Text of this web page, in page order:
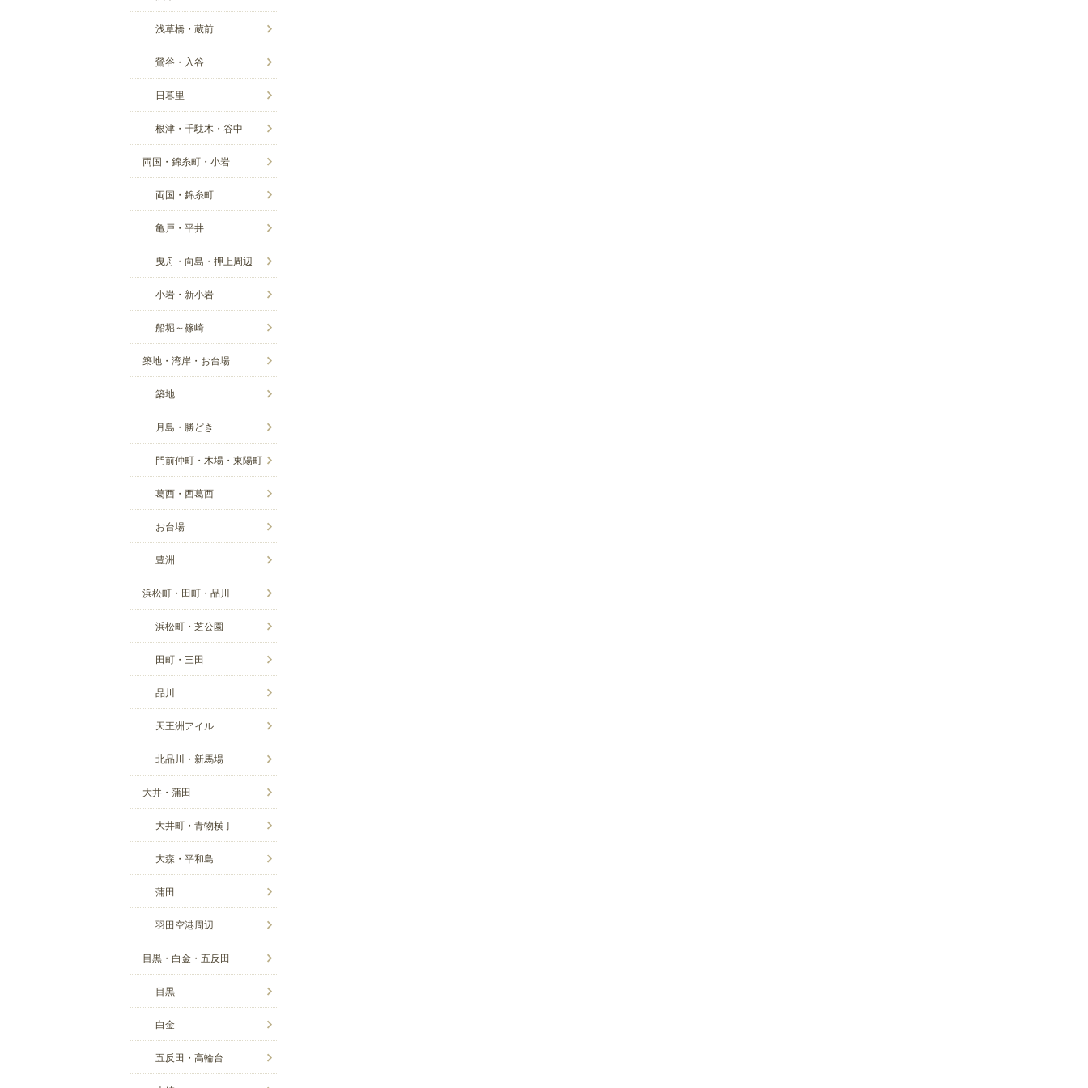
浅草橋・蔵前
鶯谷・入谷
日暮里
根津・千駄木・谷中
両国・錦糸町・小岩
両国・錦糸町
亀戸・平井
曳舟・向島・押上周辺
小岩・新小岩
船堀～篠崎
築地・湾岸・お台場
築地
月島・勝どき
門前仲町・木場・東陽町
葛西・西葛西
お台場
豊洲
浜松町・田町・品川
浜松町・芝公園
田町・三田
品川
天王洲アイル
北品川・新馬場
大井・蒲田
大井町・青物横丁
大森・平和島
蒲田
羽田空港周辺
目黒・白金・五反田
目黒
白金
五反田・高輪台